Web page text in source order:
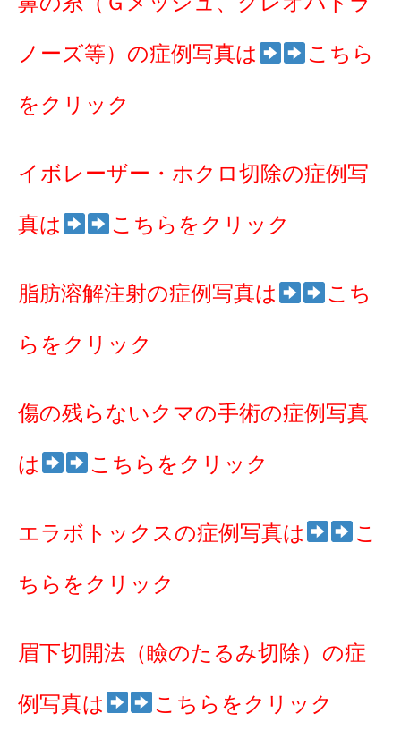
ノーズ等）の症例写真は こちら
をクリック
イボレーザー・ホクロ切除の症例写
真は こちらをクリック
脂肪溶解注射の症例写真は こち
らをクリック
傷の残らないクマの手術の症例写真
は こちらをクリック
エラボトックスの症例写真は こ
ちらをクリック
眉下切開法（瞼のたるみ切除）の症
例写真は こちらをクリック